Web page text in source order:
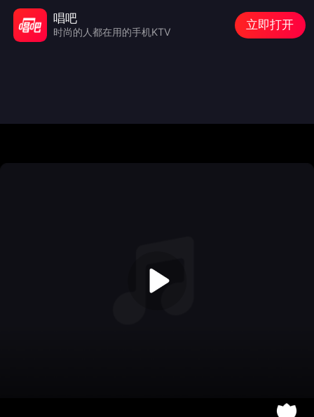
唱吧
时尚的人都在用的手机KTV
立即打开